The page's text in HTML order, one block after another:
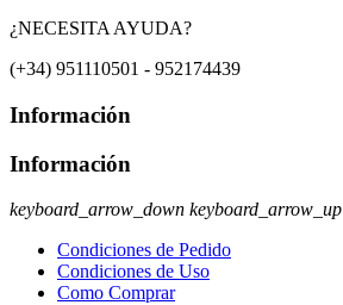
¿NECESITA AYUDA?
(+34) 951110501 - 952174439
Información
Información
keyboard_arrow_down keyboard_arrow_up
Condiciones de Pedido
Condiciones de Uso
Como Comprar